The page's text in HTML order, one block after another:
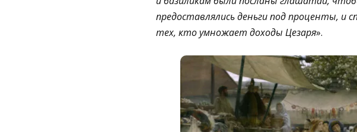
предоставлялись деньги под проценты, и
тех, кто умножает доходы Цезаря».